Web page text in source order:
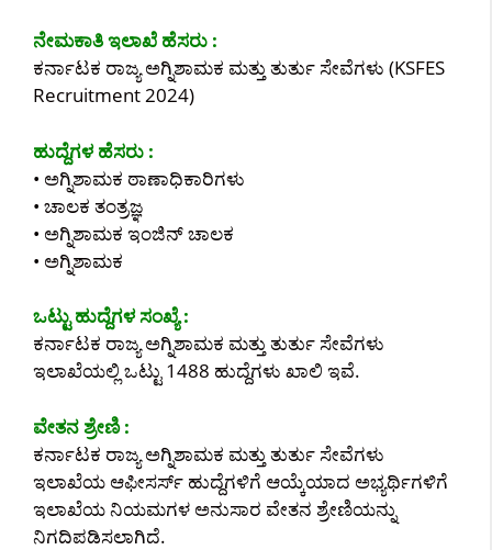
ನೇಮಕಾತಿ ಇಲಾಖೆ ಹೆಸರು :
ಕರ್ನಾಟಕ ರಾಜ್ಯ ಅಗ್ನಿಶಾಮಕ ಮತ್ತು ತುರ್ತು ಸೇವೆಗಳು (KSFES
Recruitment 2024)
ಹುದ್ದೆಗಳ ಹೆಸರು :
• ಅಗ್ನಿಶಾಮಕ ಠಾಣಾಧಿಕಾರಿಗಳು
• ಚಾಲಕ ತಂತ್ರಜ್ಞ
• ಅಗ್ನಿಶಾಮಕ ಇಂಜಿನ್ ಚಾಲಕ
• ಅಗ್ನಿಶಾಮಕ
ಒಟ್ಟು ಹುದ್ದೆಗಳ ಸಂಖ್ಯೆ :
ಕರ್ನಾಟಕ ರಾಜ್ಯ ಅಗ್ನಿಶಾಮಕ ಮತ್ತು ತುರ್ತು ಸೇವೆಗಳು
ಇಲಾಖೆಯಲ್ಲಿ ಒಟ್ಟು 1488 ಹುದ್ದೆಗಳು ಖಾಲಿ ಇವೆ.
ವೇತನ ಶ್ರೇಣಿ :
ಕರ್ನಾಟಕ ರಾಜ್ಯ ಅಗ್ನಿಶಾಮಕ ಮತ್ತು ತುರ್ತು ಸೇವೆಗಳು
ಇಲಾಖೆಯ ಆಫೀಸರ್ಸ್ ಹುದ್ದೆಗಳಿಗೆ ಆಯ್ಕೆಯಾದ ಅಭ್ಯರ್ಥಿಗಳಿಗೆ
ಇಲಾಖೆಯ ನಿಯಮಗಳ ಅನುಸಾರ ವೇತನ ಶ್ರೇಣಿಯನ್ನು
ನಿಗದಿಪಡಿಸಲಾಗಿದೆ.